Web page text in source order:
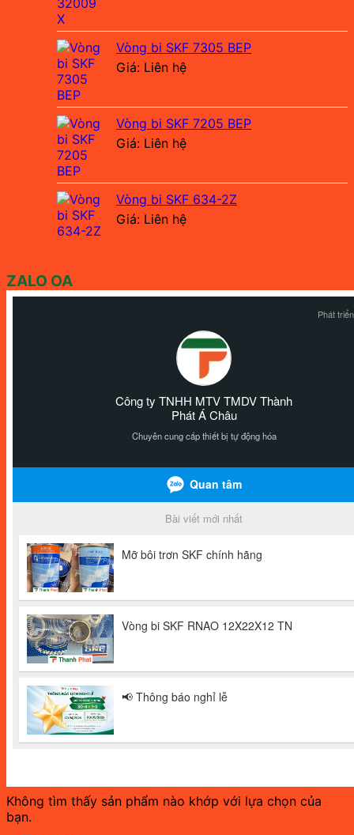
Vòng bi SKF 7305 BEP
Giá: Liên hệ
Vòng bi SKF 7205 BEP
Giá: Liên hệ
Vòng bi SKF 634-2Z
Giá: Liên hệ
ZALO OA
Không tìm thấy sản phẩm nào khớp với lựa chọn của
bạn.